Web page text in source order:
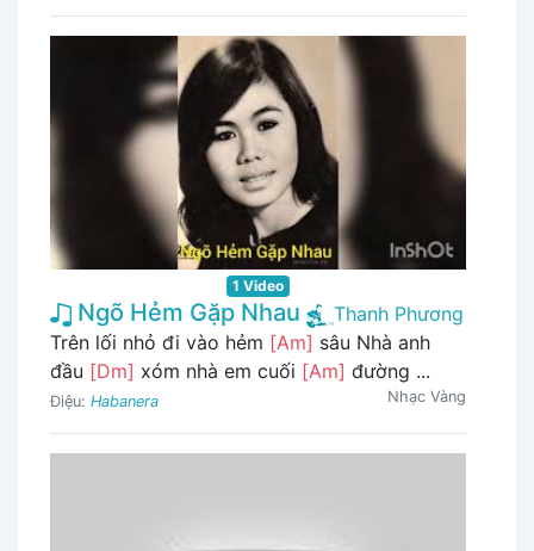
1 Video
Ngõ Hẻm Gặp Nhau
Thanh Phương
Trên lối nhỏ đi vào hẻm [Am] sâu Nhà anh
đầu [Dm] xóm nhà em cuối [Am] đường ...
Điệu: Habanera Nhạc Vàng